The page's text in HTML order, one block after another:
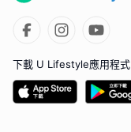
下載 U Lifestyle應用程式